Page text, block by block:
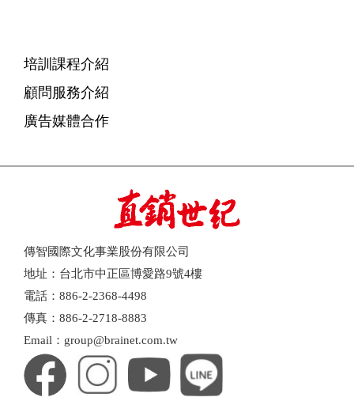
培訓課程介紹
顧問服務介紹
廣告媒體合作
傳智國際文化事業股份有限公司
地址：台北市中正區博愛路9號4樓
電話：886-2-2368-4498
傳真：886-2-2718-8883
Email：group@brainet.com.tw